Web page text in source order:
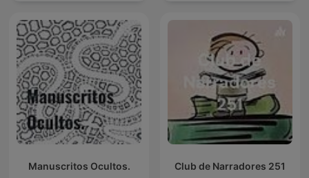
Manuscritos Ocultos. Club de Narradores 251